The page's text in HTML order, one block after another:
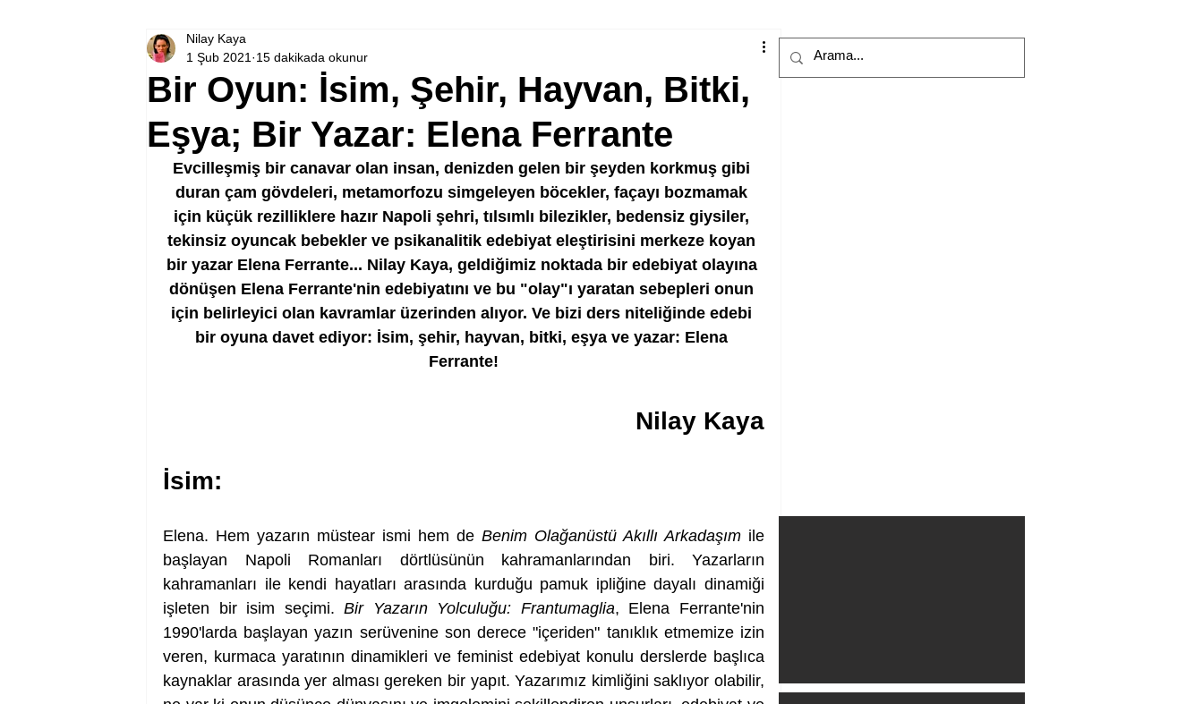
Bir Oyun: İsim, Şehir, Hayvan, Bitki,
Eşya; Bir Yazar: Elena Ferrante
Nilay Kaya
1 Şub 2021 15 dakikada okunur
Evcilleşmiş bir canavar olan insan, denizden gelen bir şeyden korkmuş gibi
duran çam gövdeleri, metamorfozu simgeleyen böcekler, façayı bozmamak
için küçük rezilliklere hazır Napoli şehri, tılsımlı bilezikler, bedensiz giysiler,
tekinsiz oyuncak bebekler ve psikanalitik edebiyat eleştirisini merkeze koyan
bir yazar Elena Ferrante... Nilay Kaya, geldiğimiz noktada bir edebiyat olayına
dönüşen Elena Ferrante'nin edebiyatını ve bu "olay"ı yaratan sebepleri onun
için belirleyici olan kavramlar üzerinden alıyor. Ve bizi ders niteliğinde edebi
bir oyuna davet ediyor: İsim, şehir, hayvan, bitki, eşya ve yazar: Elena
Ferrante!
Nilay Kaya
İsim:
Elena. Hem yazarın müstear ismi hem de Benim Olağanüstü Akıllı Arkadaşım ile
başlayan Napoli Romanları dörtlüsünün kahramanlarından biri. Yazarların
kahramanları ile kendi hayatları arasında kurduğu pamuk ipliğine dayalı dinamiği
işleten bir isim seçimi. Bir Yazarın Yolculuğu: Frantumaglia, Elena Ferrante'nin
1990'larda başlayan yazın serüvenine son derece "içeriden" tanıklık etmemize izin
veren, kurmaca yaratının dinamikleri ve feminist edebiyat konulu derslerde başlıca
kaynaklar arasında yer alması gereken bir yapıt. Yazarımız kimliğini saklıyor olabilir,